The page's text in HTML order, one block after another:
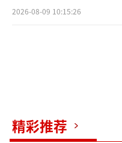
2026-08-09 10:15:26
精彩推荐